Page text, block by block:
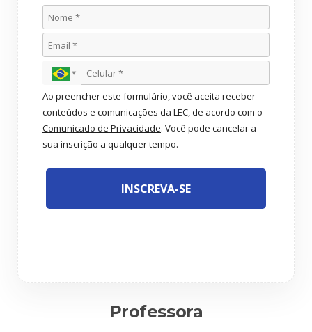
Ao preencher este formulário, você aceita receber
conteúdos e comunicações da LEC, de acordo com o
Comunicado de Privacidade. Você pode cancelar a
sua inscrição a qualquer tempo.
INSCREVA-SE
Professora